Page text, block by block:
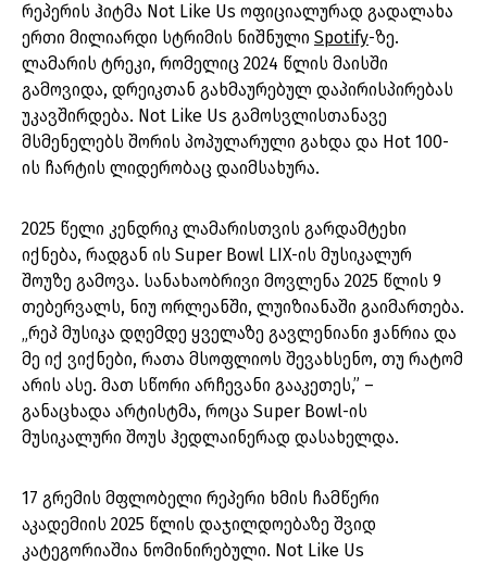
რეპერის ჰიტმა Not Like Us ოფიციალურად გადალახა
ერთი მილიარდი სტრიმის ნიშნული Spotify-ზე.
ლამარის ტრეკი, რომელიც 2024 წლის მაისში
გამოვიდა, დრეიკთან გახმაურებულ დაპირისპირებას
უკავშირდება. Not Like Us გამოსვლისთანავე
მსმენელებს შორის პოპულარული გახდა და Hot 100-
ის ჩარტის ლიდერობაც დაიმსახურა.
2025 წელი კენდრიკ ლამარისთვის გარდამტეხი
იქნება, რადგან ის Super Bowl LIX-ის მუსიკალურ
შოუზე გამოვა. სანახაობრივი მოვლენა 2025 წლის 9
თებერვალს, ნიუ ორლეანში, ლუიზიანაში გაიმართება.
„რეპ მუსიკა დღემდე ყველაზე გავლენიანი ჟანრია და
მე იქ ვიქნები, რათა მსოფლიოს შევახსენო, თუ რატომ
არის ასე. მათ სწორი არჩევანი გააკეთეს,” –
განაცხადა არტისტმა, როცა Super Bowl-ის
მუსიკალური შოუს ჰედლაინერად დასახელდა.
17 გრემის მფლობელი რეპერი ხმის ჩამწერი
აკადემიის 2025 წლის დაჯილდოებაზე შვიდ
კატეგორიაშია ნომინირებული. Not Like Us